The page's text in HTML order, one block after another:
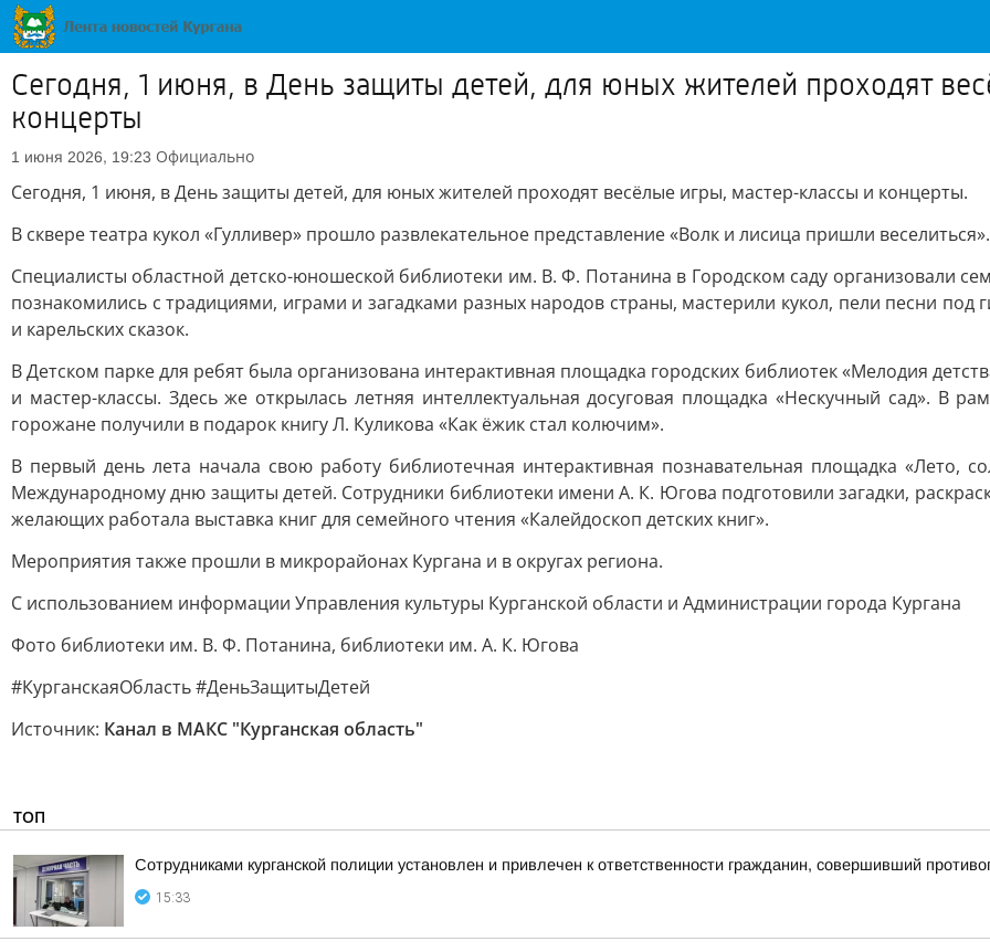
Сегодня, 1 июня, в День защиты детей, для юных жителей проходят
концерты
1 июня 2026, 19:23 Официально
Сегодня, 1 июня, в День защиты детей, для юных жителей проходят весёлые игры, мастер-классы и концерты.
В сквере театра кукол «Гулливер» прошло развлекательное представление «Волк и лисица пришли веселиться».
Специалисты областной детско-юношеской библиотеки им. В. Ф. Потанина в Городском саду организовали
познакомились с традициями, играми и загадками разных народов страны, мастерили кукол, пели песни под
и карельских сказок.
В Детском парке для ребят была организована интерактивная площадка городских библиотек «Мелодия
и мастер-классы. Здесь же открылась летняя интеллектуальная досуговая площадка «Нескучный сад». В
горожане получили в подарок книгу Л. Куликова «Как ёжик стал колючим».
В первый день лета начала свою работу библиотечная интерактивная познавательная площадка «Лето,
Международному дню защиты детей. Сотрудники библиотеки имени А. К. Югова подготовили загадки,
желающих работала выставка книг для семейного чтения «Калейдоскоп детских книг».
Мероприятия также прошли в микрорайонах Кургана и в округах региона.
С использованием информации Управления культуры Курганской области и Администрации города Кургана
Фото библиотеки им. В. Ф. Потанина, библиотеки им. А. К. Югова
#КурганскаяОбласть #ДеньЗащитыДетей
Источник: Канал в МАКС "Курганская область"
ТОП
Сотрудниками курганской полиции установлен и привлечен к ответственности гражданин, совершивший
15:33